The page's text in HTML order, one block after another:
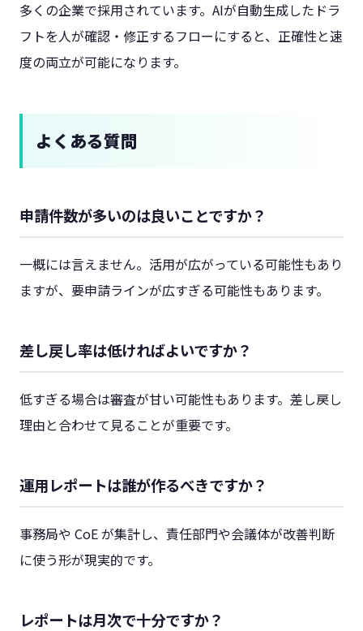
多くの企業で採用されています。AIが自動生成したドラ
フトを人が確認・修正するフローにすると、正確性と速
度の両立が可能になります。
よくある質問
申請件数が多いのは良いことですか？
一概には言えません。活用が広がっている可能性もあり
ますが、要申請ラインが広すぎる可能性もあります。
差し戻し率は低ければよいですか？
低すぎる場合は審査が甘い可能性もあります。差し戻し
理由と合わせて見ることが重要です。
運用レポートは誰が作るべきですか？
事務局や CoE が集計し、責任部門や会議体が改善判断
に使う形が現実的です。
レポートは月次で十分ですか？